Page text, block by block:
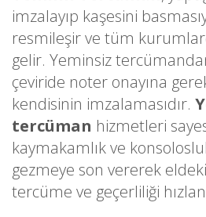
imzalayıp kaşesini
resmileşir ve tüm
gelir. Yeminsiz
çeviride noter onayına
kendisinin imzalamasıdır.
tercüman hizmetleri
kaymakamlık ve
gezmeye son vererek
tercüme ve geçerliliği